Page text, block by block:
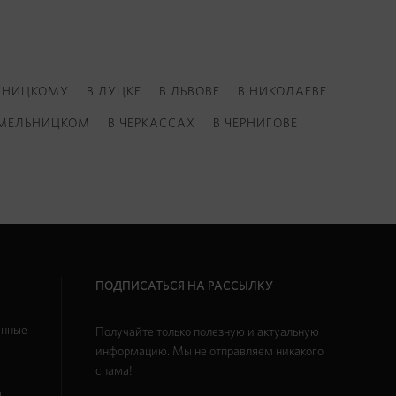
В ЛУЦКЕ В ЛЬВОВЕ В НИКОЛАЕВЕ
В ЧЕРКАССАХ В ЧЕРНИГОВЕ
ПОДПИСАТЬСЯ НА РАССЫЛКУ
Получайте только полезную и актуальную
информацию. Мы не отправляем никакого
спама!